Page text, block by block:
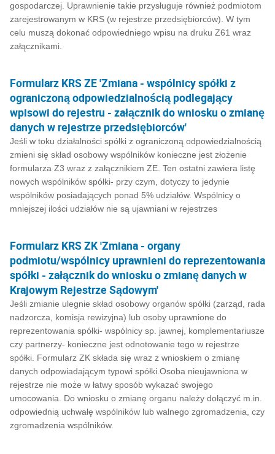
gospodarczej. Uprawnienie takie przysługuje również podmiotom
zarejestrowanym w KRS (w rejestrze przedsiębiorców). W tym
celu muszą dokonać odpowiedniego wpisu na druku Z61 wraz
załącznikami.
Formularz KRS ZE 'Zmiana - wspólnicy spółki z
ograniczoną odpowiedzialnością podlegający
wpisowi do rejestru - załącznik do wniosku o zmianę
danych w rejestrze przedsiębiorców'
Jeśli w toku działalności spółki z ograniczoną odpowiedzialnością
zmieni się skład osobowy wspólników konieczne jest złożenie
formularza Z3 wraz z załącznikiem ZE. Ten ostatni zawiera listę
nowych wspólników spółki- przy czym, dotyczy to jedynie
wspólników posiadających ponad 5% udziałów. Wspólnicy o
mniejszej ilości udziałów nie są ujawniani w rejestrzes
Formularz KRS ZK 'Zmiana - organy
podmiotu/wspólnicy uprawnieni do reprezentowania
spółki - załącznik do wniosku o zmianę danych w
Krajowym Rejestrze Sądowym'
Jeśli zmianie ulegnie skład osobowy organów spółki (zarząd, rada
nadzorcza, komisja rewizyjna) lub osoby uprawnione do
reprezentowania spółki- wspólnicy sp. jawnej, komplementariusze
czy partnerzy- konieczne jest odnotowanie tego w rejestrze
spółki. Formularz ZK składa się wraz z wnioskiem o zmianę
danych odpowiadającym typowi spółki.Osoba nieujawniona w
rejestrze nie może w łatwy sposób wykazać swojego
umocowania. Do wniosku o zmianę organu należy dołączyć m.in.
odpowiednią uchwałę wspólników lub walnego zgromadzenia, czy
zgromadzenia wspólników.